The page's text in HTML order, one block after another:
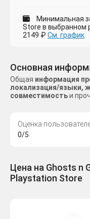
Минимальная
Store в выбранном
2149 ₽ См. график
Основная
Общая информация
локализация/языки,
совместимостьи
Оценка
0/5
Цена на Ghosts n
Playstation Store